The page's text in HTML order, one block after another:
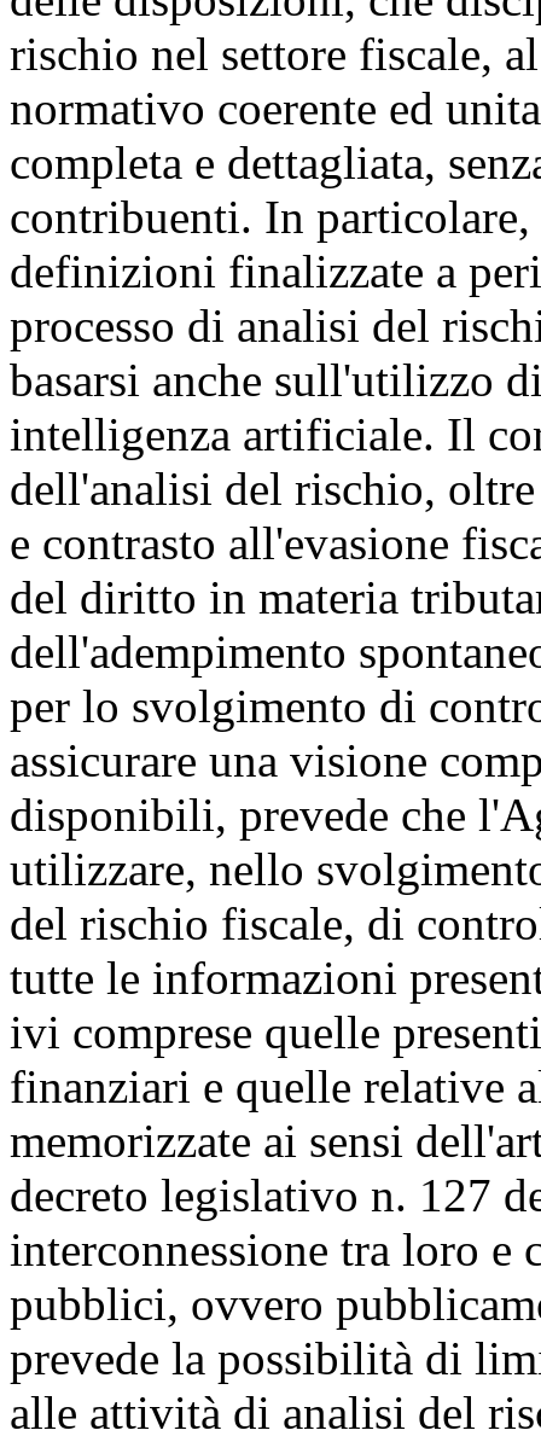
rischio nel settore fiscale,
normativo coerente ed
completa e dettagliata,
contribuenti. In
definizioni finalizzate a
processo di analisi del
basarsi anche sull'utilizzo
intelligenza artificiale. Il
dell'analisi del rischio,
e contrasto all'evasione
del diritto in materia
dell'adempimento
per lo svolgimento di
assicurare una visione
disponibili, prevede che
utilizzare, nello
del rischio fiscale, di
tutte le informazioni
ivi comprese quelle
finanziari e quelle relative
memorizzate ai sensi
decreto legislativo n. 127
interconnessione tra loro
pubblici, ovvero
prevede la possibilità di
alle attività di analisi del